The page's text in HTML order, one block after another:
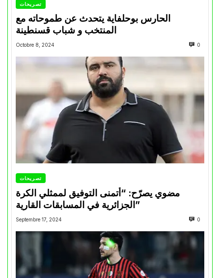
تصريحات
الحارس بوحلفاية يتحدث عن طموحاته مع
المنتخب و شباب قسنطينة
Octobre 8, 2024 0
تصريحات
مضوي يصرّح: “أتمنى التوفيق لممثلي الكرة
الجزائرية في المسابقات القارية”
Septembre 17, 2024 0